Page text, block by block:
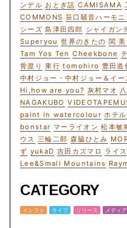
ンデル おとぎ話 CAMISAMA
COMMONS 笹口騒音ハーモニ
シーズ 島津田四郎 シャイガン
Superyou 世界のきたの 関 美
Tam Yos Ten Cheekbone
骨渡り 東行 tomohiro 豊田道
中村ジョー・中村ジョー＆イー
Hi,how are you? 灰村マオ
NAGAKUBO
paint in watercolour ホテ
bonstar マーライオン 松本敏
ウス 三輪二郎 森脇ひとみ
ず yukaD 吉田カズマロ ライ
Lee&Small Mountains
CATEGORY
インフォ ライブ リリース メディア